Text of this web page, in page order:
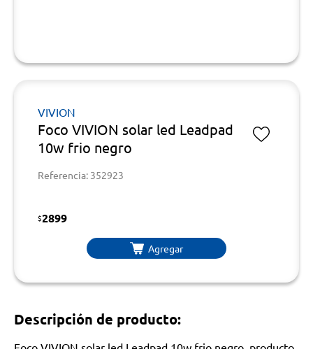
VIVION
Foco VIVION solar led Leadpad
10w frio negro
Referencia: 352923
$2899
Agregar
Descripción de producto: